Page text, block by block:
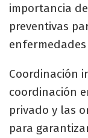
importancia
preventivas
Coordinación
coordinación
privado y las
para